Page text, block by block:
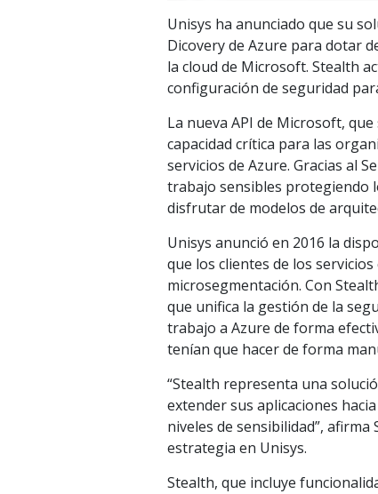
Unisys ha anunciado que su
Dicovery de Azure para dotar
la cloud de Microsoft. Stealth
configuración de seguridad
La nueva API de Microsoft,
capacidad crítica para las
servicios de Azure. Gracias al
trabajo sensibles protegiendo
disfrutar de modelos de
Unisys anunció en 2016 la
que los clientes de los
microsegmentación. Con
que unifica la gestión de la
trabajo a Azure de forma
tenían que hacer de forma
“Stealth representa una
extender sus aplicaciones
niveles de sensibilidad”,
estrategia en Unisys.
Stealth, que incluye